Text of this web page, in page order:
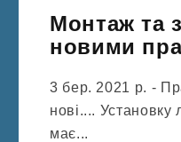
Монтаж та
новими
3 бер. 2021 р. -
нові.... Установку
має...